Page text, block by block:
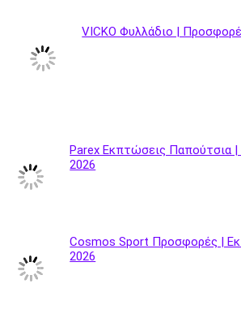
VICKO Φυλλάδιο |
Parex Εκπτώσεις Παπούτσια |
2026
Cosmos Sport Προσφορές |
2026